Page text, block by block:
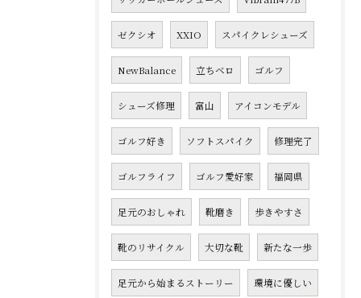
ゼクシオ XXIO スパイクレシューズ
NewBalance 立ちベロ ゴルフ
シューズ修理 富山 アイコンモデル
ゴルフ好き ソフトスパイク 修理完了
ゴルフライフ ゴルフ愛好家 福岡県
足元のおしゃれ 靴磨き 歩きやすさ
靴のリサイクル 大切な靴 新たな一歩
足元から始まるストーリー 環境に優しい